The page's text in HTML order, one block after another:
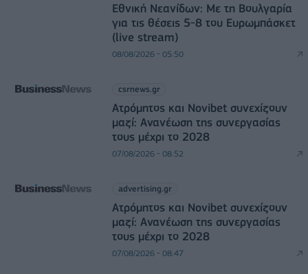
Εθνική Νεανίδων: Με τη Βουλγαρία
για τις θέσεις 5-8 του Ευρωμπάσκετ
(live stream)
08/08/2026 - 05:50
csrnews.gr
Ατρόμητος και Novibet συνεχίζουν
μαζί: Ανανέωση της συνεργασίας
τους μέχρι το 2028
07/08/2026 - 08:52
advertising.gr
Ατρόμητος και Novibet συνεχίζουν
μαζί: Ανανέωση της συνεργασίας
τους μέχρι το 2028
07/08/2026 - 08:47